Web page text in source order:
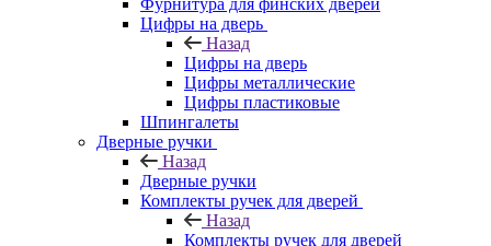
Фурнитура для финских дверей
Цифры на дверь
Назад
Цифры на дверь
Цифры металлические
Цифры пластиковые
Шпингалеты
Дверные ручки
Назад
Дверные ручки
Комплекты ручек для дверей
Назад
Комплекты ручек для дверей